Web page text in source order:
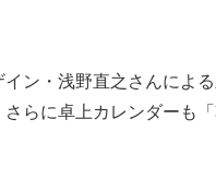
ン・浅野直之さんによ
らに卓上カレンダーも